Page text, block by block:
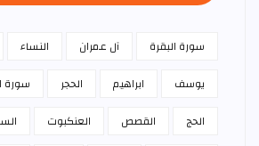
سورة البقرة آل عمران النساء
يوسف
ابراهيم الحجر سورة
الحج
القصص العنكبوت